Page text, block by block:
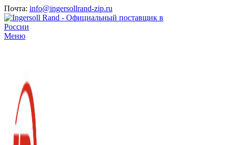
Почта: info@ingersollrand-zip.ru
Меню